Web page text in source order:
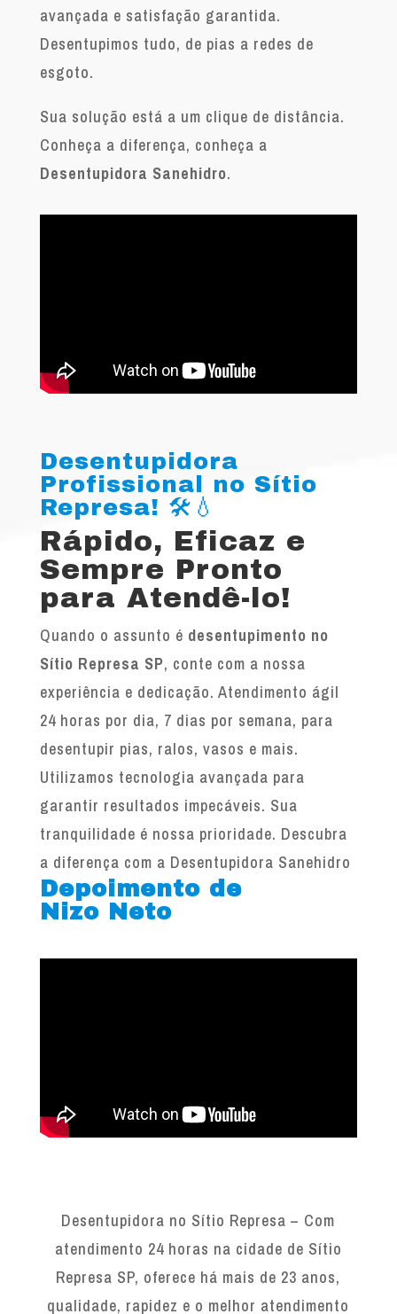
avançada e satisfação garantida.
Desentupimos tudo, de pias a redes de
esgoto.
Sua solução está a um clique de distância.
Conheça a diferença, conheça a
Desentupidora Sanehidro.
Desentupidora
Profissional no Sítio
Represa! 🛠️💧
Rápido, Eficaz e
Sempre Pronto
para Atendê-lo!
Quando o assunto é desentupimento no
Sítio Represa SP, conte com a nossa
experiência e dedicação. Atendimento ágil
24 horas por dia, 7 dias por semana, para
desentupir pias, ralos, vasos e mais.
Utilizamos tecnologia avançada para
garantir resultados impecáveis. Sua
tranquilidade é nossa prioridade. Descubra
a diferença com a Desentupidora Sanehidro
Depoimento de
Nizo Neto
Desentupidora no Sítio Represa – Com
atendimento 24 horas na cidade de Sítio
Represa SP, oferece há mais de 23 anos,
qualidade, rapidez e o melhor atendimento